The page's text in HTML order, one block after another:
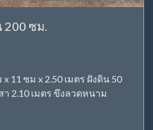
200 ซม.
11 ซม x 2.50 เมตร ฝังดิน 50
า 2.10 เมตร ขึงลวดหนาม